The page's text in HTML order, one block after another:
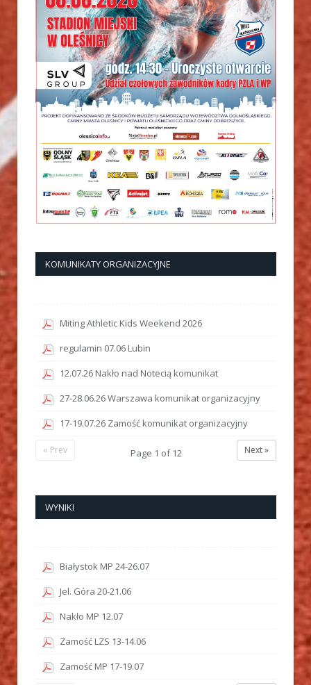
KOMUNIKATY ORGANIZACYJNE
Miting Athletic Kids Weekend 2026
regulamin 07.06 Lubin
12.07.26 Nakło nad Notecią komunikat
27-28.06.26 Warszawa komunikat organizacyjny
17-19.07.26 Zamość komunikat organizacyjny
Next »
Page 1 of12
« Prev
WYNIKI
Białystok MP 24-26.07
Jel. Góra 20-21.06
Nakło MP 12.07
Zamość LZS 13-14.06
Zamość MP 17-19.07